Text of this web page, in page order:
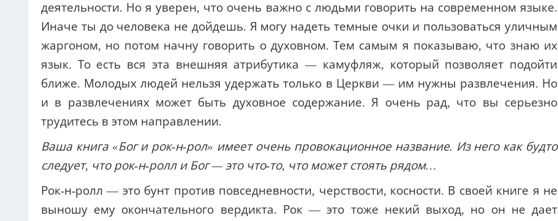
деятельности. Но я уверен, что очень важно с людьми говорить на современном языке.
Иначе ты до человека не дойдешь. Я могу надеть темные очки и пользоваться уличным
жаргоном, но потом начну говорить о духовном. Тем самым я показываю, что знаю их
язык. То есть вся эта внешняя атрибутика — камуфляж, который позволяет подойти
ближе. Молодых людей нельзя удержать только в Церкви — им нужны развлечения. Но
и в развлечениях может быть духовное содержание. Я очень рад, что вы серьезно
трудитесь в этом направлении.
Ваша книга «Бог и рок-н-рол» имеет очень провокационное название. Из него как будто
следует, что рок-н-ролл и Бог — это что-то, что может стоять рядом…
Рок-н-ролл — это бунт против повседневности, черствости, косности. В своей книге я не
выношу ему окончательного вердикта. Рок — это тоже некий выход, но он не дает